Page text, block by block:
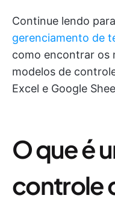
Continue lendo
gerenciamento de
como encontrar os
modelos de
Excel e Google
O que é
controle